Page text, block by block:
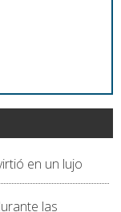
en un lujo
las